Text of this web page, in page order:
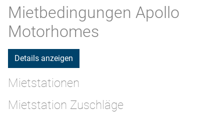
Mietbedingungen Apollo
Motorhomes
Details anzeigen
Mietstationen
Mietstation Zuschläge